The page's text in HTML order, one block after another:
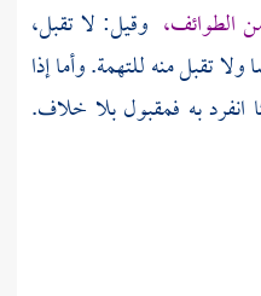
الطوائف، وقيل: لا تقبل،
تقبل منه للتهمة. وأما إذا
انفرد به فمقبول بلا خلاف.